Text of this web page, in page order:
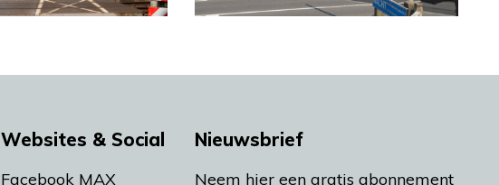
Websites & Social
Facebook MAX
Nieuwsbrief
Neem hier een gratis abonnement